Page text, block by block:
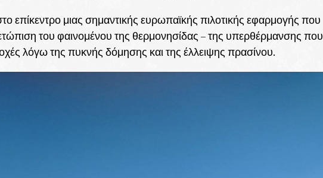
επίκεντρο μιας σημαντικής ευρωπαϊκής πιλοτικής εφαρμογής που
του φαινομένου της θερμονησίδας – της υπερθέρμανσης που
λόγω της πυκνής δόμησης και της έλλειψης πρασίνου.